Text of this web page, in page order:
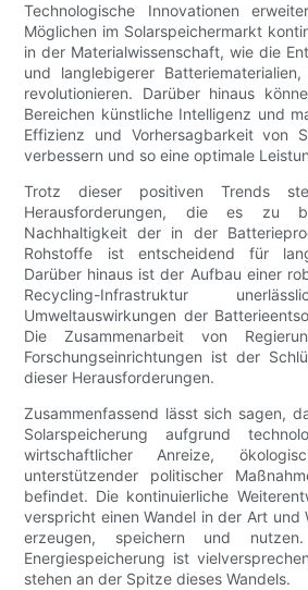
Technologische Innovationen
Möglichen im Solarspeichermarkt
in der Materialwissenschaft, wie die
und langlebigerer
revolutionieren. Darüber hinaus
Bereichen künstliche Intelligenz und
Effizienz und Vorhersagbarkeit von
verbessern und so eine optimale
Trotz dieser positiven Trends
Herausforderungen, die es zu
Nachhaltigkeit der in der
Rohstoffe ist entscheidend für
Darüber hinaus ist der Aufbau einer
Recycling-Infrastruktur
Umweltauswirkungen der
Die Zusammenarbeit von
Forschungseinrichtungen ist der
dieser Herausforderungen.
Zusammenfassend lässt sich sagen,
Solarspeicherung aufgrund
wirtschaftlicher Anreize,
unterstützender politischer
befindet. Die kontinuierliche
verspricht einen Wandel in der Art und
erzeugen, speichern und
Energiespeicherung ist
stehen an der Spitze dieses Wandels.